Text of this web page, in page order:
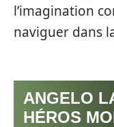
l’imagination
naviguer dans
ANGELO
HÉROS